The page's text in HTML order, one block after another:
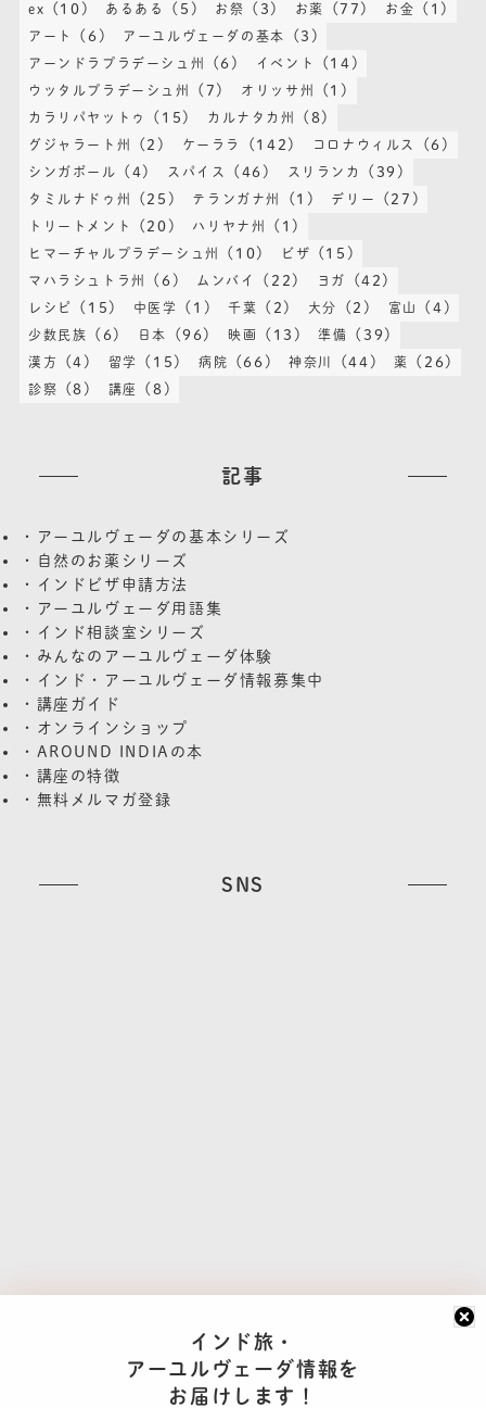
インド旅・
アーユルヴェーダ情報を
お届けします！
ex (10) あるある (5) お祭 (3) お薬 (77) お金 (1)
アート (6) アーユルヴェーダの基本 (3)
アーンドラプラデーシュ州 (6) イベント (14)
ウッタルプラデーシュ州 (7) オリッサ州 (1)
カラリパヤットゥ (15) カルナタカ州 (8)
グジャラート州 (2) ケーララ (142) コロナウィルス (6)
シンガポール (4) スパイス (46) スリランカ (39)
タミルナドゥ州 (25) テランガナ州 (1) デリー (27)
トリートメント (20) ハリヤナ州 (1)
ヒマーチャルプラデーシュ州 (10) ビザ (15)
マハラシュトラ州 (6) ムンバイ (22) ヨガ (42)
レシピ (15) 中医学 (1) 千葉 (2) 大分 (2) 富山 (4)
少数民族 (6) 日本 (96) 映画 (13) 準備 (39)
漢方 (4) 留学 (15) 病院 (66) 神奈川 (44) 薬 (26)
診察 (8) 講座 (8)
記事
・アーユルヴェーダの基本シリーズ
・自然のお薬シリーズ
・インドビザ申請方法
・アーユルヴェーダ用語集
・インド相談室シリーズ
・みんなのアーユルヴェーダ体験
・インド・アーユルヴェーダ情報募集中
・講座ガイド
・オンラインショップ
・AROUND INDIAの本
・講座の特徴
・無料メルマガ登録
SNS